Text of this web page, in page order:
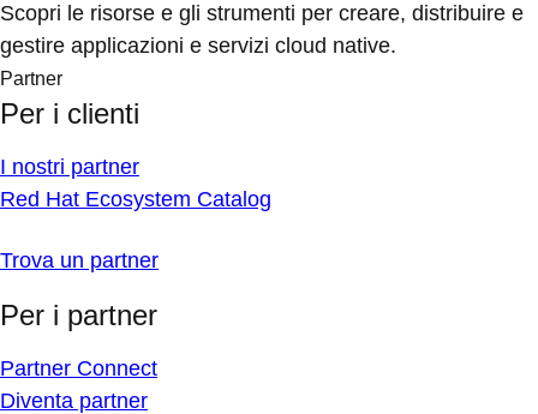
Scopri le risorse e gli strumenti per creare, distribuire e
gestire applicazioni e servizi cloud native.
Partner
Per i clienti
I nostri partner
Red Hat Ecosystem Catalog
Trova un partner
Per i partner
Partner Connect
Diventa partner